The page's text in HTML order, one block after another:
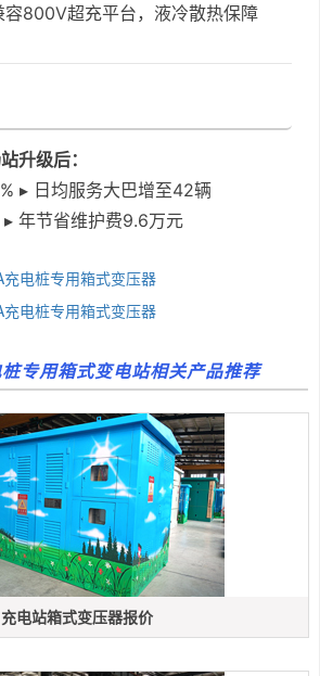
容800V超充平台，液冷散热保障
升级后：
▸ 日均服务大巴增至42辆
年节省维护费9.6万元
充电桩专用箱式变压器
充电桩专用箱式变压器
专用箱式变电站相关产品推荐
充电站箱式变压器报价